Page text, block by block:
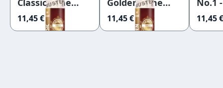
Classic - The
Bro's
11,45 €
Golden - The
Bro's
11,45 €
No.1
11,45 €